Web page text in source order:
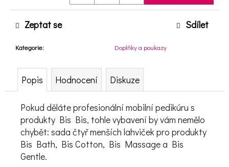
Kategorie: Doplňky a poukazy
Zeptat se Sdílet
Popis Hodnocení Diskuze
Pokud děláte profesionální mobilní pedikúru s
produkty Bis Bis, tohle vybavení by vám nemělo
chybět: sada čtyř menších lahviček pro produkty
Bis Bath, Bis Cotton, Bis Massage a Bis
Gentle.
r
u
u
m